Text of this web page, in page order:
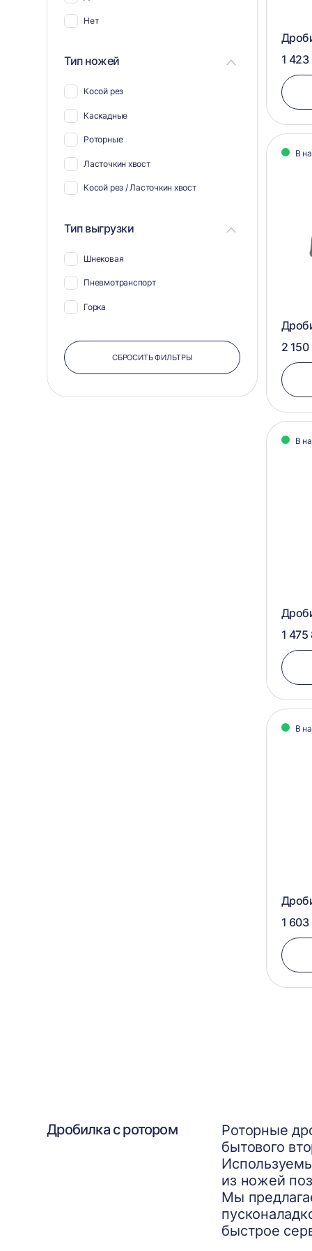
Нет
Тип ножей
Косой рез
Каскадные
Роторные
Ласточкин хвост
Косой рез / Ласточкин хвост
Тип выгрузки
Шнековая
Пневмотранспорт
Горка
СБРОСИТЬ ФИЛЬТРЫ
1
В
2 150
В
1
В
1
Дробилка с ротором
Роторные
бытового
из ножей
Мы
быстрое